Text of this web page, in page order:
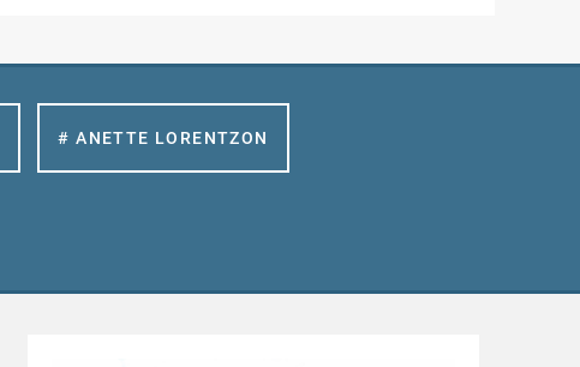
# ANETTE LORENTZON